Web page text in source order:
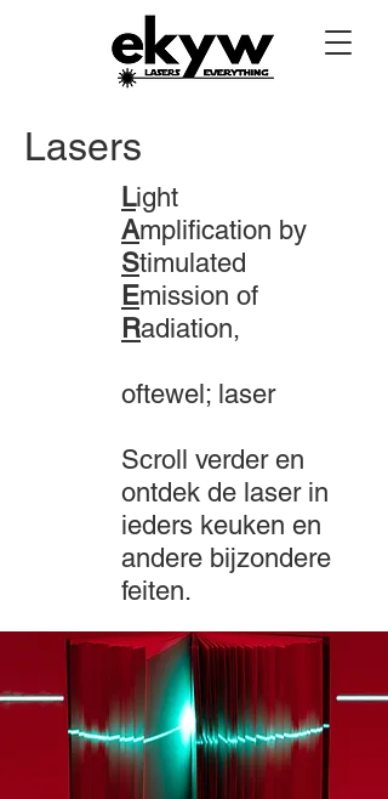
Lasers
Light
Amplification by
Stimulated
Emission of
Radiation,
oftewel; laser
Scroll verder en
ontdek de laser in
ieders keuken en
andere bijzondere
feiten.